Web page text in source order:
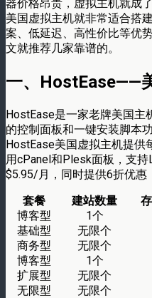
器价格昂贵，虚拟主机就成
美国虚拟主机就非常适合搭
案、低延迟、高性价比等优
文就推荐几家靠谱的。
一、HostEase——
HostEase是一家老牌美国主
的控制面板和一键安装脚本
HostEase美国虚拟主机提供
用cPanel和Plesk面板，支
$5.95/月，同时提供6折优惠
套餐
建站数量
博客型
1个
基础型
无限个
商务型
无限个
博客型
1个
扩展型
无限个
无限型
无限个